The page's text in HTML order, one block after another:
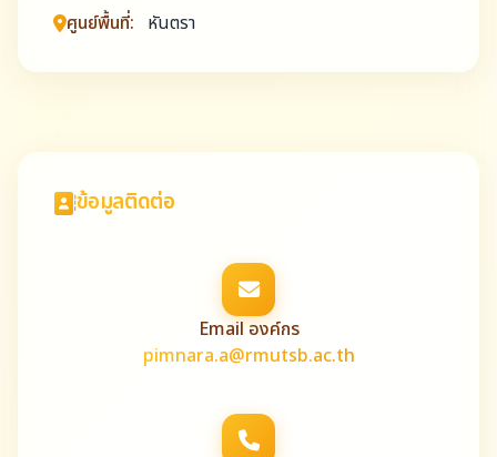
ศูนย์พื้นที่: หันตรา
ข้อมูลติดต่อ
Email องค์กร
pimnara.a@rmutsb.ac.th